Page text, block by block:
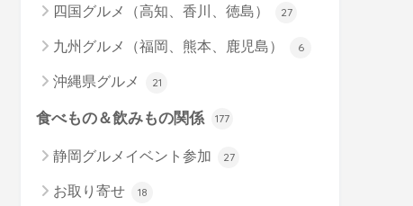
四国グルメ（高知、香川、徳島） 27
九州グルメ（福岡、熊本、鹿児島） 6
沖縄県グルメ 21
食べもの＆飲みもの関係 177
静岡グルメイベント参加 27
お取り寄せ 18